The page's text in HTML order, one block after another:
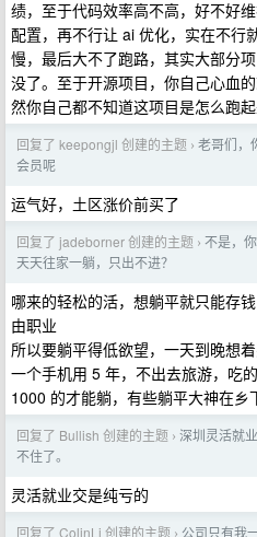
绩，至于代码效率高不高，好不好
配置，再不行让 ai 优化，实在不行
慢，最后大不了跑路，其实大部分
没了。至于开源项目，你自己心血
然你自己都不知道这项目是怎么跑
回复了 keepongjl 创建的主题 › 老哥们，
会员呢
运气好，土区涨价前买了
回复了 jadeborner 创建的主题 › 不是，
天天往家一躺，只出不进？
哪来的轻松的活，想躺平就只能存
由职业
所以要躺平得低欲望，一天到晚想
一个手机用 5 年，不出去旅游，吃
1000 的才能躺，有些躺平大神在乡
回复了 Bullish 创建的主题 › 深圳灵活就
不住了。
灵活就业交是纯亏的
回复了 ColinLi 创建的主题 › 公司只有我